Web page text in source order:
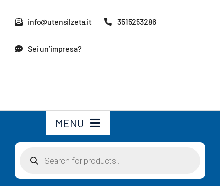
info@utensilzeta.it 3515253286
Sei un’impresa?
MENU
Home
search